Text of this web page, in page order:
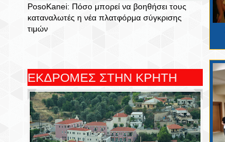
PosoKanei: Πόσο μπορεί να βοηθήσει τους
καταναλωτές η νέα πλατφόρμα σύγκρισης
τιμών
ΕΚΔΡΟΜΕΣ ΣΤΗΝ ΚΡΗΤΗ